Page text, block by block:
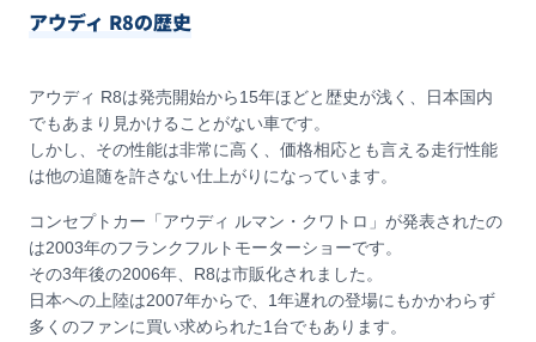
アウディ R8の歴史
アウディ R8は発売開始から15年ほどと歴史が浅く、日本国内
でもあまり見かけることがない車です。
しかし、その性能は非常に高く、価格相応とも言える走行性能
は他の追随を許さない仕上がりになっています。
コンセプトカー「アウディ ルマン・クワトロ」が発表されたの
は2003年のフランクフルトモーターショーです。
その3年後の2006年、R8は市販化されました。
日本への上陸は2007年からで、1年遅れの登場にもかかわらず
多くのファンに買い求められた1台でもあります。